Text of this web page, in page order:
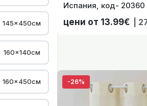
145×450см
160×140см
160×450см
Испания, код-
цени от 13.99€ |
-26%
Готово
Готово